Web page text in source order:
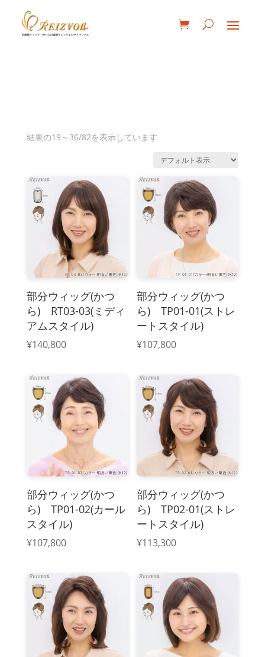
結果の19～36/82を表示しています
部分ウィッグ(かつ
ら) RT03-03(ミディ
アムスタイル)
¥140,800
部分ウィッグ(かつ
ら) TP01-01(ストレ
ートスタイル)
¥107,800
部分ウィッグ(かつ
ら) TP01-02(カール
スタイル)
¥107,800
部分ウィッグ(かつ
ら) TP02-01(ストレ
ートスタイル)
¥113,300